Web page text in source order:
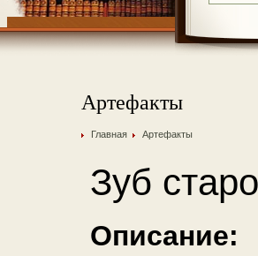
Артефакты
Главная Артефакты
Зуб
Описание: